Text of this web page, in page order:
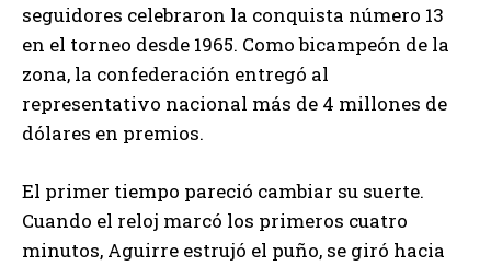
seguidores celebraron la conquista número 13
en el torneo desde 1965. Como bicampeón de la
zona, la confederación entregó al
representativo nacional más de 4 millones de
dólares en premios.
El primer tiempo pareció cambiar su suerte.
Cuando el reloj marcó los primeros cuatro
minutos, Aguirre estrujó el puño, se giró hacia